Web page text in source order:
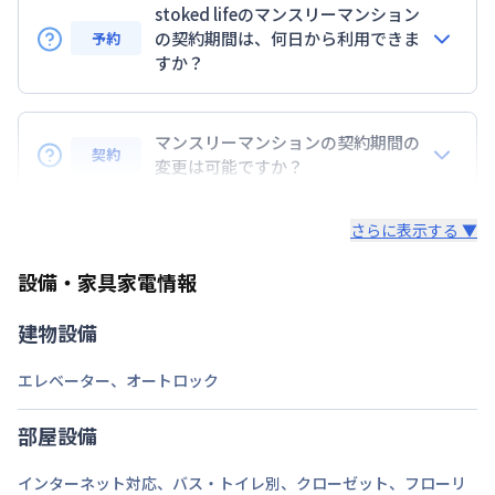
2名
駐車場
なし
情報更新日 2026年7月26日
予約
stoked lifeのマンスリーマンション
の契約期間は、何日から利用できま
すか？
7日以上からのご契約期間ですが1ヶ月（30日）以上
のご契約期間の地域もございますのでお気軽にお問い
合わせください。
契約
マンスリーマンションの契約期間の
変更は可能ですか？
約が入っていなければ、ご対応可能です。その際、再
い。期間の変更がある場合は、できるだけお早めにご
さらに表示する ▼
設備・家具家電情報
建物設備
エレベーター、 オートロック
部屋設備
インターネット対応、 バス・トイレ別、 クローゼット、 フローリ